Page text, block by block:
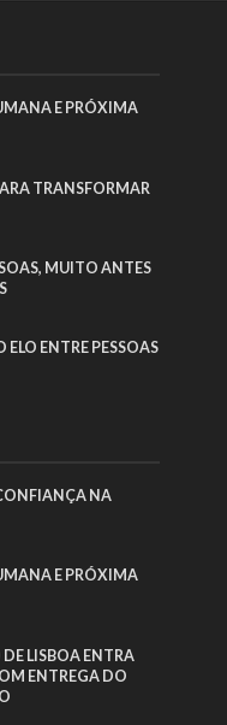
E PRÓXIMA
TRANSFORMAR
MUITO ANTES
ENTRE PESSOAS
NA
E PRÓXIMA
LISBOA ENTRA
ENTREGA DO